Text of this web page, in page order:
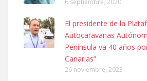
Ninfa perdida
El día 5 se los perdió una ninfa papillera,
calle, se perdió por la zon...
Leales.org » Gran Canaria
6.7.2025
6 septiembre, 2020
El presidente de la
Autocaravanas
Península va 40 años
Canarias”
26 noviembre, 2023